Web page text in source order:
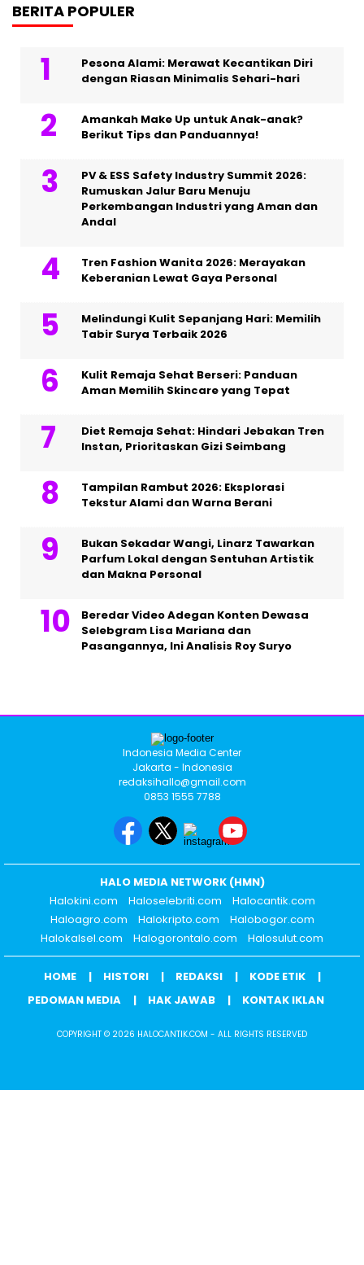
BERITA POPULER
Pesona Alami: Merawat Kecantikan Diri
dengan Riasan Minimalis Sehari-hari
Amankah Make Up untuk Anak-anak?
Berikut Tips dan Panduannya!
PV & ESS Safety Industry Summit 2026:
Rumuskan Jalur Baru Menuju
Perkembangan Industri yang Aman dan
Andal
Tren Fashion Wanita 2026: Merayakan
Keberanian Lewat Gaya Personal
Melindungi Kulit Sepanjang Hari: Memilih
Tabir Surya Terbaik 2026
Kulit Remaja Sehat Berseri: Panduan
Aman Memilih Skincare yang Tepat
Diet Remaja Sehat: Hindari Jebakan Tren
Instan, Prioritaskan Gizi Seimbang
Tampilan Rambut 2026: Eksplorasi
Tekstur Alami dan Warna Berani
Bukan Sekadar Wangi, Linarz Tawarkan
Parfum Lokal dengan Sentuhan Artistik
dan Makna Personal
Beredar Video Adegan Konten Dewasa
Selebgram Lisa Mariana dan
Pasangannya, Ini Analisis Roy Suryo
Indonesia Media Center
Jakarta - Indonesia
redaksihallo@gmail.com
0853 1555 7788
HALO MEDIA NETWORK (HMN)
Halokini.com
Haloselebriti.com
Halocantik.com
Haloagro.com
Halokripto.com
Halobogor.com
Halokalsel.com
Halogorontalo.com Halosulut.com
HOME HISTORI REDAKSI
KODE ETIK
PEDOMAN MEDIA
HAK JAWAB KONTAK IKLAN
COPYRIGHT © 2026 HALOCANTIK.COM - ALL RIGHTS RESERVED